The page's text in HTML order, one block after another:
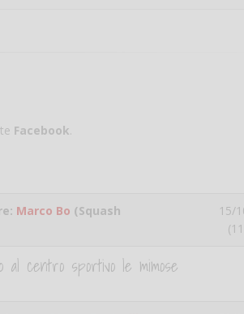
Facebook.
Marco Bo (Squash
15/
centro sportivo le mimose